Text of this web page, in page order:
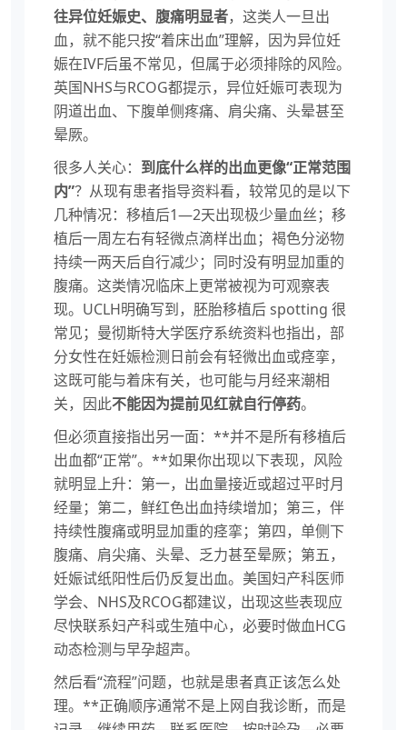
往异位妊娠史、腹痛明显者，这类人一旦出
血，就不能只按“着床出血”理解，因为异位妊
娠在IVF后虽不常见，但属于必须排除的风险。
英国NHS与RCOG都提示，异位妊娠可表现为
阴道出血、下腹单侧疼痛、肩尖痛、头晕甚至
晕厥。
很多人关心： 到底什么样的出血更像“正常范围
内”？从现有患者指导资料看，较常见的是以下
几种情况：移植后1—2天出现极少量血丝；移
植后一周左右有轻微点滴样出血；褐色分泌物
持续一两天后自行减少；同时没有明显加重的
腹痛。这类情况临床上更常被视为可观察表
现。UCLH明确写到，胚胎移植后 spotting 很
常见；曼彻斯特大学医疗系统资料也指出，部
分女性在妊娠检测日前会有轻微出血或痉挛，
这既可能与着床有关，也可能与月经来潮相
关，因此不能因为提前见红就自行停药。
但必须直接指出另一面：**并不是所有移植后
出血都“正常”。**如果你出现以下表现，风险
就明显上升：第一，出血量接近或超过平时月
经量；第二，鲜红色出血持续增加；第三，伴
持续性腹痛或明显加重的痉挛；第四，单侧下
腹痛、肩尖痛、头晕、乏力甚至晕厥；第五，
妊娠试纸阳性后仍反复出血。美国妇产科医师
学会、NHS及RCOG都建议，出现这些表现应
尽快联系妇产科或生殖中心，必要时做血HCG
动态检测与早孕超声。
然后看“流程”问题，也就是患者真正该怎么处
理。**正确顺序通常不是上网自我诊断，而是